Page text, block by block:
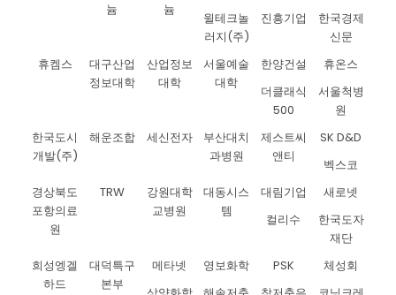
늄
늄
윌테크놀
러지(주)
진흥기업
한국경제
신문
휴켐스
대구산업
정보대학
산업정보
대학
서울예술
대학
한양건설
휴온스
더클래식
500
서울척병
원
한국도시
개발(주)
해운조합 세신전자
부산대치
과병원
제스트씨
앤티
SK D&D
벡스코
경상북도
포항의료
원
TRW
강원대학
교병원
대동시스
템
대림기업
새로넷
컬리수
한국도자
재단
희성엥겔
하드
대덕특구
본부
메타넷 영보화학 PSK
체성회